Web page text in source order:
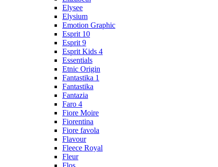
Elysee
Elysium
Emotion Graphic
Esprit 10
Esprit 9
Esprit Kids 4
Essentials
Etnic Origin
Fantastika 1
Fantastika
Fantazia
Faro 4
Fiore Moire
Fiorentina
Fiore favola
Flavour
Fleece Royal
Fleur
Flos